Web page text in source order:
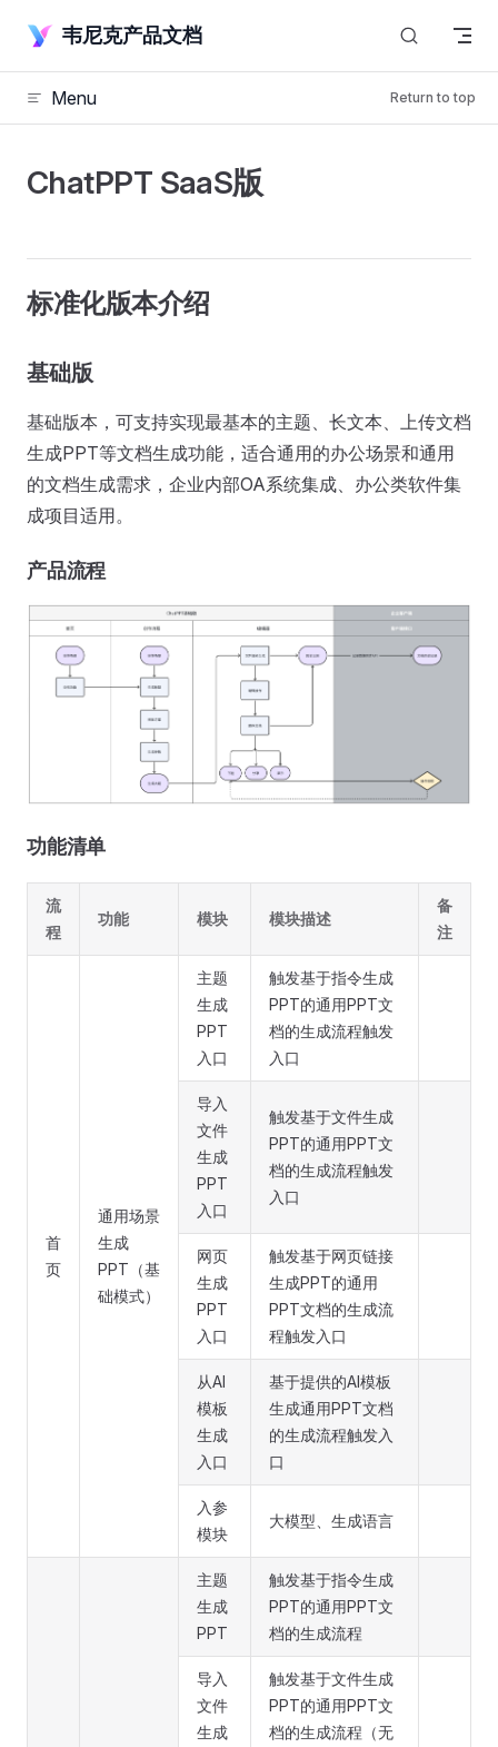
Skip to content
韦尼克产品文档
Menu Return to top
ChatPPT SaaS版
标准化版本介绍
基础版
基础版本，可支持实现最基本的主题、长文本、上传文档
生成PPT等文档生成功能，适合通用的办公场景和通用
的文档生成需求，企业内部OA系统集成、办公类软件集
成项目适用。
产品流程
功能清单
流
程
功能 模块 模块描述
备
注
首
页
通用场景
生成
PPT（基
础模式）
主题
生成
PPT
入口
触发基于指令生成
PPT的通用PPT文
档的生成流程触发
入口
导入
文件
生成
PPT
入口
触发基于文件生成
PPT的通用PPT文
档的生成流程触发
入口
网页
生成
PPT
入口
触发基于网页链接
生成PPT的通用
PPT文档的生成流
程触发入口
从AI
模板
生成
入口
基于提供的AI模板
生成通用PPT文档
的生成流程触发入
口
入参
模块
大模型、生成语言
主题
生成
PPT
触发基于指令生成
PPT的通用PPT文
档的生成流程
导入
文件
生成
触发基于文件生成
PPT的通用PPT文
档的生成流程（无